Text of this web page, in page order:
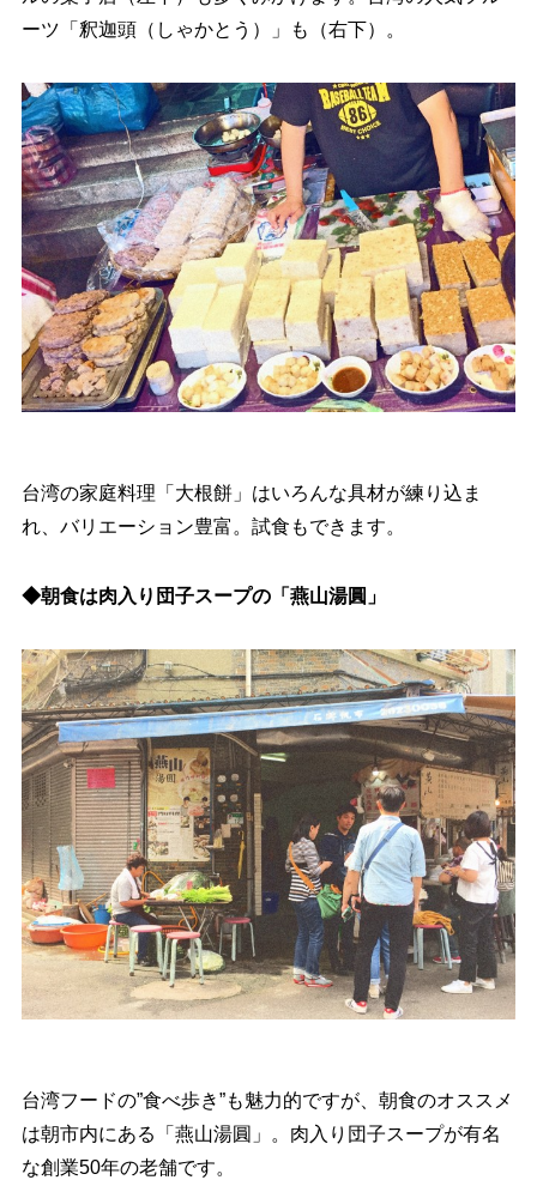
ーツ「釈迦頭（しゃかとう）」も（右下）。
台湾の家庭料理「大根餅」はいろんな具材が練り込ま
れ、バリエーション豊富。試食もできます。
◆朝食は肉入り団子スープの「燕山湯圓」
台湾フードの”食べ歩き”も魅力的ですが、朝食のオススメ
は朝市内にある「燕山湯圓」。肉入り団子スープが有名
な創業50年の老舗です。